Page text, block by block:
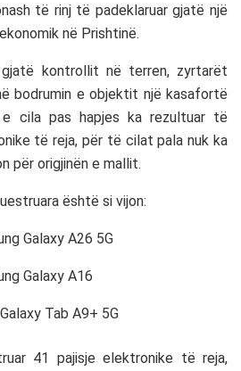
të rinj të padeklaruar gjatë një
në Prishtinë.
kontrollit në terren, zyrtarët
bodrumin e objektit një kasafortë
cila pas hapjes ka rezultuar të
të reja, për të cilat pala nuk ka
për origjinën e mallit.
është si vijon:
Galaxy A26 5G
Galaxy A16
Tab A9+ 5G
41 pajisje elektronike të reja,